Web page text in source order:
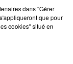
LA
dans "Gérer
que pour
cookies" situé en